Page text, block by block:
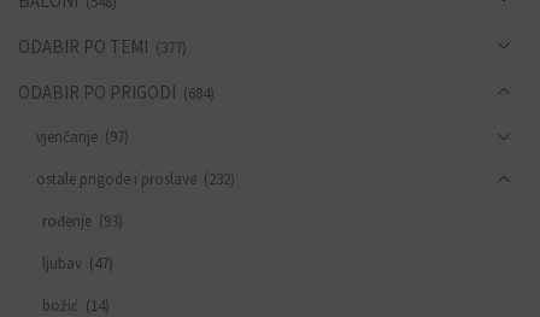
ODABIR PO TEMI (377)
ODABIR PO PRIGODI (684)
vjenčanje (97)
ostale prigode i proslave (232)
rođenje (93)
ljubav (47)
božić (14)